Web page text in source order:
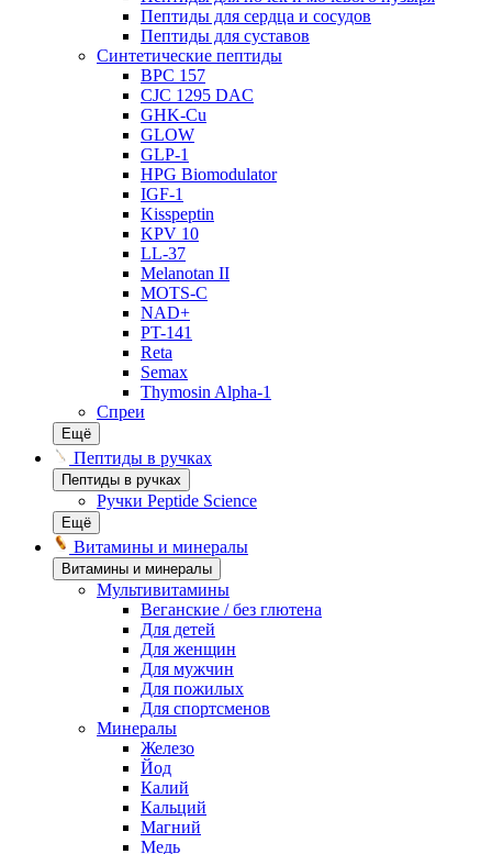
Пептиды для сердца и сосудов
Пептиды для суставов
Синтетические пептиды
BPC 157
CJC 1295 DAC
GHK-Cu
GLOW
GLP-1
HPG Biomodulator
IGF-1
Kisspeptin
KPV 10
LL-37
Melanotan II
MOTS-C
NAD+
PT-141
Reta
Semax
Thymosin Alpha-1
Спреи
Ещё
Пептиды в ручках
Пептиды в ручках
Ручки Peptide Science
Ещё
Витамины и минералы
Витамины и минералы
Мультивитамины
Веганские / без глютена
Для детей
Для женщин
Для мужчин
Для пожилых
Для спортсменов
Минералы
Железо
Йод
Калий
Кальций
Магний
Медь